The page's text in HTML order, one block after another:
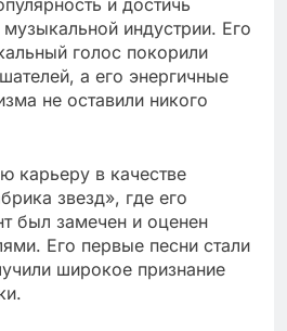
и достичь
индустрии. Его
голос покорили
а его энергичные
не оставили никого
карьеру в качестве
звезд», где его
был замечен и оценен
Его первые песни стали
широкое признание